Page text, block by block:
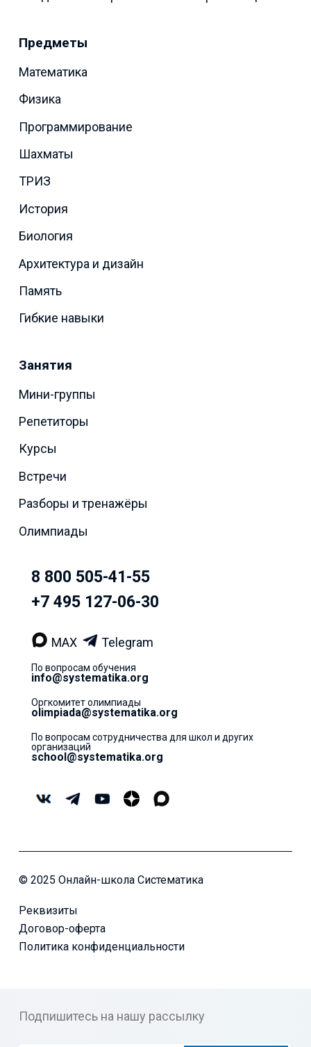
Предметы
Математика
Физика
Программирование
Шахматы
ТРИЗ
История
Биология
Архитектура и дизайн
Память
Гибкие навыки
Занятия
Мини-группы
Репетиторы
Курсы
Встречи
Разборы и тренажёры
Олимпиады
8 800 505-41-55
+7 495 127-06-30
MAX Telegram
По вопросам обучения
info@systematika.org
Оргкомитет олимпиады
olimpiada@systematika.org
По вопросам сотрудничества для школ и других
организаций
school@systematika.org
© 2025 Онлайн-школа Систематика
Реквизиты
Договор-оферта
Политика конфиденциальности
Подпишитесь на нашу рассылку